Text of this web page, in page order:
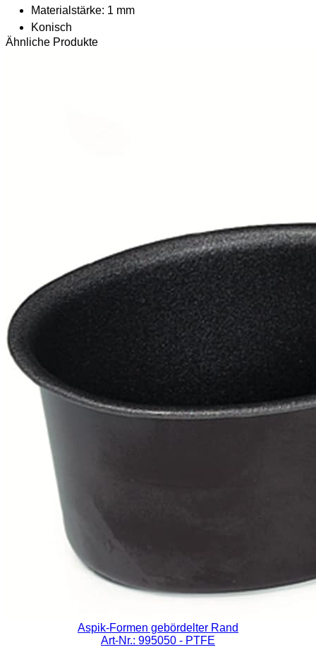
Materialstärke: 1 mm
Konisch
Ähnliche Produkte
Aspik-Formen gebördelter Rand
Art-Nr.: 995050 - PTFE